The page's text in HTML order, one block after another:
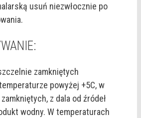
usuń niezwłocznie po
zamkniętych
powyżej +5C, w
z dala od źródeł
wodny. W temperaturach